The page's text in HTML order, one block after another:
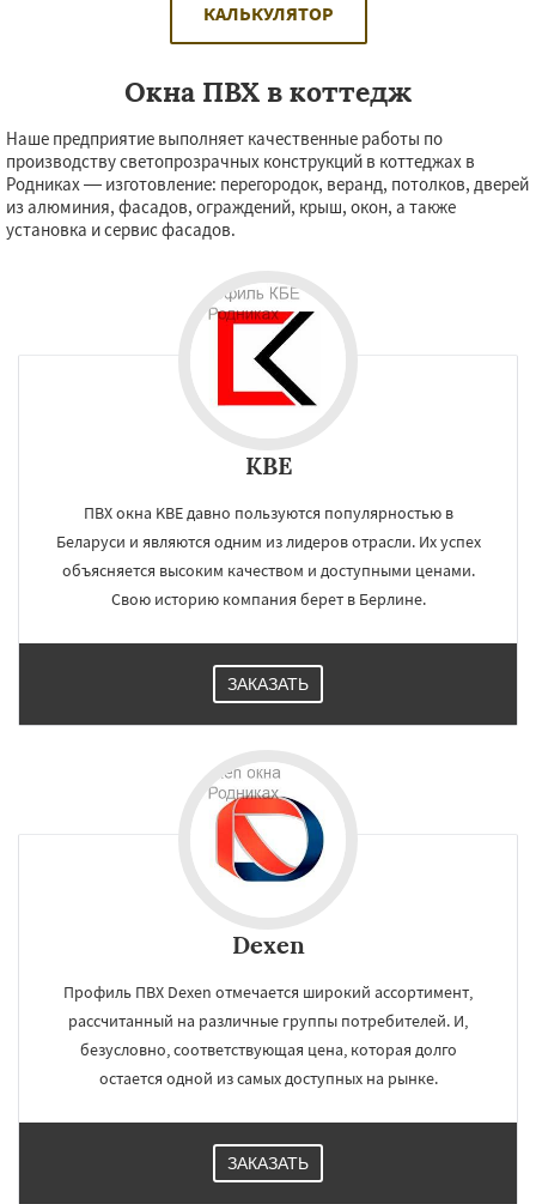
КАЛЬКУЛЯТОР
Окна ПВХ в коттедж
Наше предприятие выполняет качественные работы по
производству светопрозрачных конструкций в коттеджах в
Родниках — изготовление: перегородок, веранд, потолков, дверей
из алюминия, фасадов, ограждений, крыш, окон, а также
установка и сервис фасадов.
KBE
ПВХ окна KBE давно пользуются популярностью в
Беларуси и являются одним из лидеров отрасли. Их успех
объясняется высоким качеством и доступными ценами.
Свою историю компания берет в Берлине.
ЗАКАЗАТЬ
Dexen
Профиль ПВХ Dexen отмечается широкий ассортимент,
рассчитанный на различные группы потребителей. И,
безусловно, соответствующая цена, которая долго
остается одной из самых доступных на рынке.
ЗАКАЗАТЬ